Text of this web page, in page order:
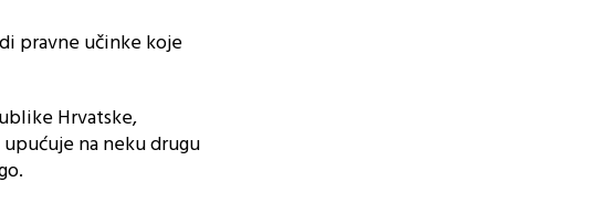
pravne učinke koje
Hrvatske,
na neku drugu